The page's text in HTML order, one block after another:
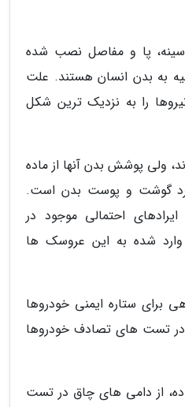
سینه، پا و مفاصل نصب شده
به بدن انسان هستند. علت
را به نزدیک ترین شکل
ولی پوشش بدن آنها از ماده
گوشت و پوست بدن است.
احتمالی موجود در
شده به این عروسک ها
برای ستاره ایمنی خودروها
تست های تصادف خودروها
از دامی های چاق در تست